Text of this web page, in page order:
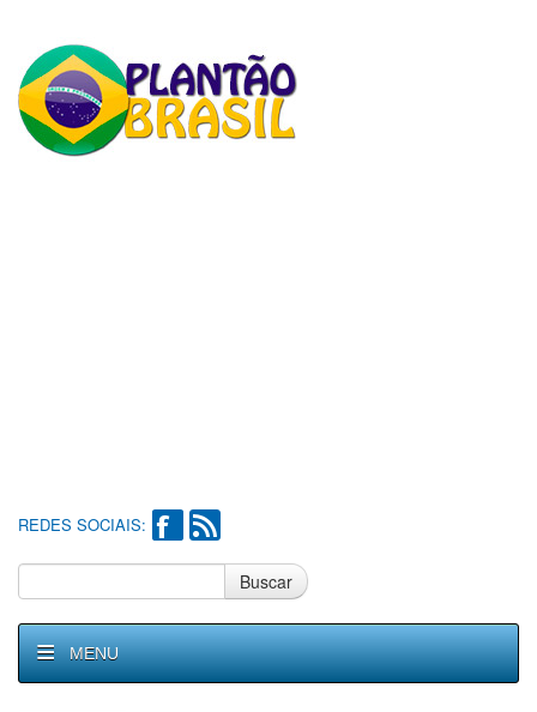
REDES SOCIAIS:
Buscar
MENU